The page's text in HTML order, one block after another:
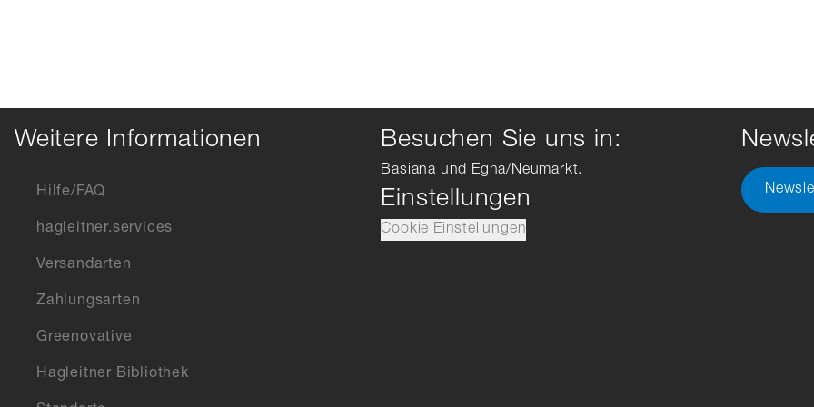
Weitere Informationen
Hilfe/FAQ
hagleitner.services
Versandarten
Zahlungsarten
Greenovative
Hagleitner Bibliothek
Besuchen Sie uns in:
Basiana und Egna/Neumarkt.
Einstellungen
Cookie Einstellungen